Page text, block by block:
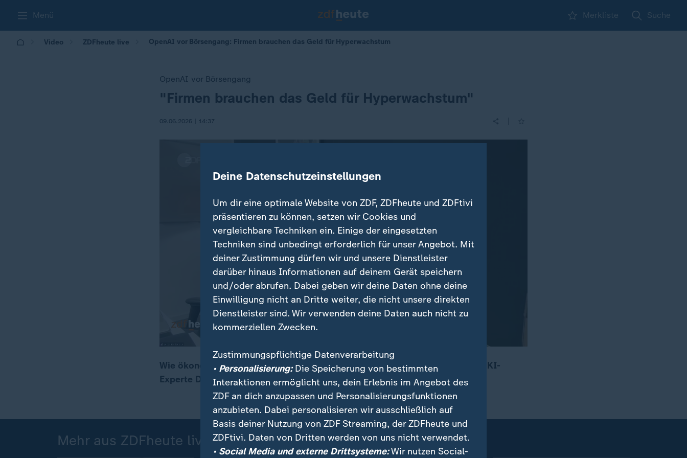
Menü Merkliste Suche
Video ZDFheute live OpenAI vor Börsengang: Firmen brauchen das Geld für Hyperwachstum
OpenAI vor Börsengang
:"Firmen brauchen das Geld für Hyperwachstum"
09.06.2026 | 14:37
00:17 12:25
Wie ökonomisch tragfähig die KI-Modelle sind, werde man jetzt sehen, sagt KI-
Experte Deutsch. Man sei noch in einer großen Experimentierphase.
Mehr aus ZDFheute live
Deine Datenschutzeinstellungen
Um dir eine optimale Website von ZDF, ZDFheute und ZDFtivi
präsentieren zu können, setzen wir Cookies und
vergleichbare Techniken ein. Einige der eingesetzten
Techniken sind unbedingt erforderlich für unser Angebot. Mit
deiner Zustimmung dürfen wir und unsere Dienstleister
darüber hinaus Informationen auf deinem Gerät speichern
und/oder abrufen. Dabei geben wir deine Daten ohne deine
Einwilligung nicht an Dritte weiter, die nicht unsere direkten
Dienstleister sind. Wir verwenden deine Daten auch nicht zu
kommerziellen Zwecken.
Zustimmungspflichtige Datenverarbeitung
• Personalisierung:Die Speicherung von bestimmten
Interaktionen ermöglicht uns, dein Erlebnis im Angebot des
ZDF an dich anzupassen und Personalisierungsfunktionen
anzubieten. Dabei personalisieren wir ausschließlich auf
Basis deiner Nutzung von ZDF Streaming, der ZDFheute und
ZDFtivi. Daten von Dritten werden von uns nicht verwendet.
• Social Media und externe Drittsysteme:Wir nutzen Social-